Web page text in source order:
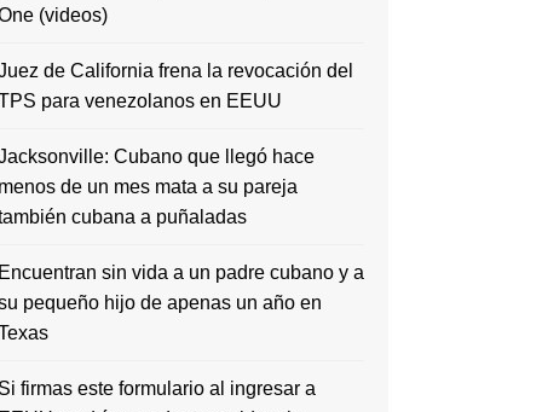
(videos)
de California frena la revocación del
para venezolanos en EEUU
Cubano que llegó hace
menos de un mes mata a su pareja
cubana a puñaladas
Encuentran sin vida a un padre cubano y a
pequeño hijo de apenas un año en
Si firmas este formulario al ingresar a